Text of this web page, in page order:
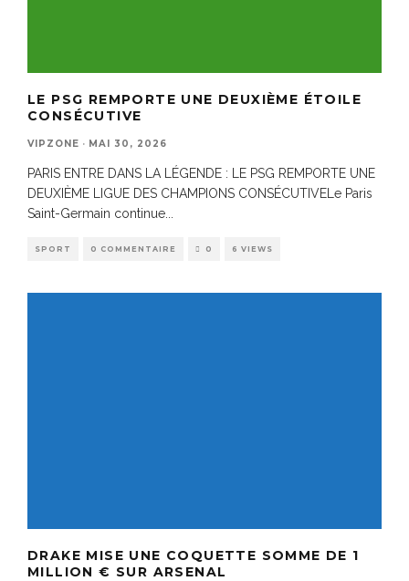
LE PSG REMPORTE UNE DEUXIÈME ÉTOILE
CONSÉCUTIVE
VIPZONE · MAI 30, 2026
PARIS ENTRE DANS LA LÉGENDE : LE PSG REMPORTE UNE
DEUXIÈME LIGUE DES CHAMPIONS CONSÉCUTIVELe Paris
Saint-Germain continue...
SPORT 0 COMMENTAIRE 0 6 VIEWS
DRAKE MISE UNE COQUETTE SOMME DE 1
MILLION € SUR ARSENAL